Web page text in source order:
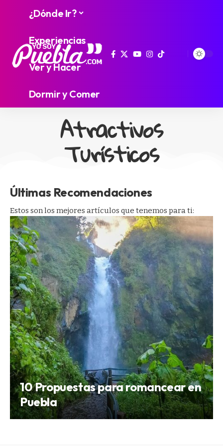
¿Dónde Ir?
Experiencias
Ver y Hacer
Dormir y Comer
Atractivos
Turísticos
Últimas Recomendaciones
Estos son los mejores artículos que tenemos para ti:
10 Propuestas para romancear en
Puebla